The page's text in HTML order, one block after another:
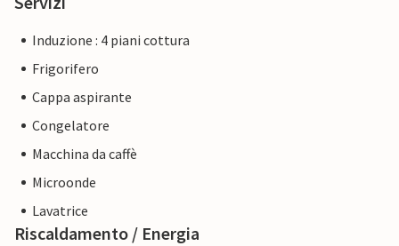
Induzione : 4 piani cottura
Frigorifero
Cappa aspirante
Congelatore
Macchina da caffè
Microonde
Lavatrice
Riscaldamento / Energia